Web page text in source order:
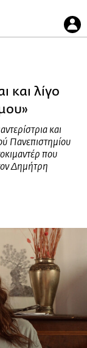
και λίγο
και
Πανεπιστημίου
που
Δημήτρη